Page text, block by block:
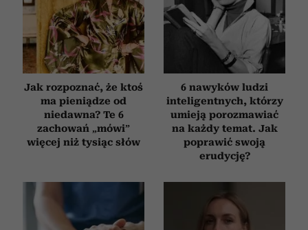
Jak rozpoznać, że ktoś
ma pieniądze od
niedawna? Te 6
zachowań „mówi”
więcej niż tysiąc słów
6 nawyków ludzi
inteligentnych, którzy
umieją porozmawiać
na każdy temat. Jak
poprawić swoją
erudycję?